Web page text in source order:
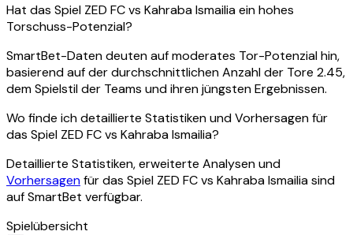
Hat das Spiel ZED FC vs Kahraba Ismailia ein hohes
Torschuss-Potenzial?
SmartBet-Daten deuten auf moderates Tor-Potenzial hin,
basierend auf der durchschnittlichen Anzahl der Tore 2.45,
dem Spielstil der Teams und ihren jüngsten Ergebnissen.
Wo finde ich detaillierte Statistiken und Vorhersagen für
das Spiel ZED FC vs Kahraba Ismailia?
Detaillierte Statistiken, erweiterte Analysen und
Vorhersagenfür das Spiel ZED FC vs Kahraba Ismailia sind
auf SmartBet verfügbar.
Spielübersicht